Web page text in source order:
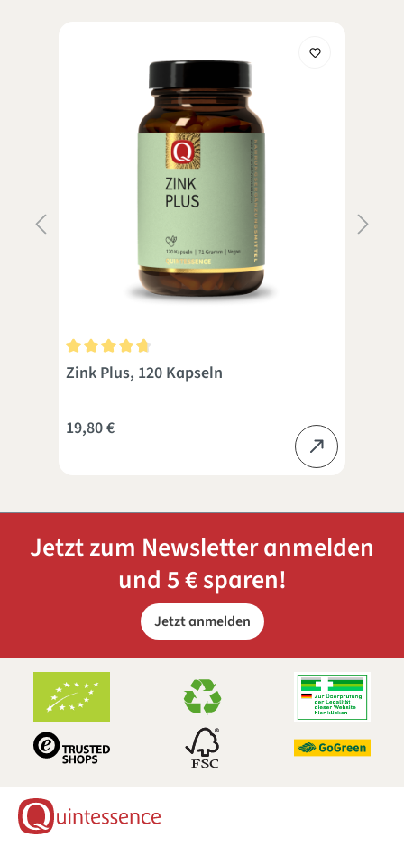
Durchschnittliche Bewertung von 4.8 von 5 Sternen
Zink Plus, 120 Kapseln
19,80 €
Jetzt zum Newsletter anmelden
und 5 € sparen!
Jetzt anmelden